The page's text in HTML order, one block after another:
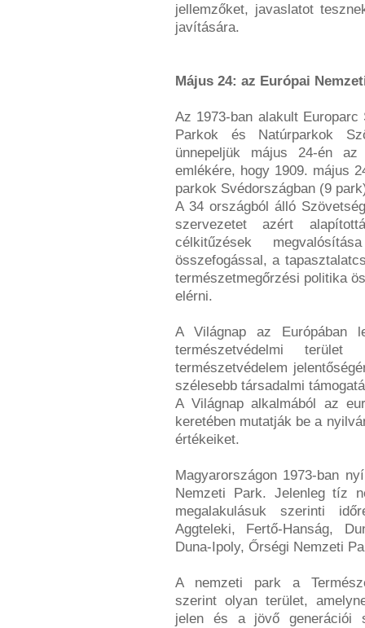
jellemzőket, javaslatot
javítására.
Május 24: az Európai
Az 1973-ban alakult
Parkok és Natúrparkok
ünnepeljük május 24-én
emlékére, hogy 1909. május
parkok Svédországban (9
A 34 országból álló
szervezetet azért
célkitűzések
összefogással, a
természetmegőrzési politika
elérni.
A Világnap az Európában
természetvédelmi
természetvédelem
szélesebb társadalmi
A Világnap alkalmából az
keretében mutatják be a
értékeiket.
Magyarországon 1973-ban
Nemzeti Park. Jelenleg tíz
megalakulásuk szerinti
Aggteleki, Fertő-Hanság,
Duna-Ipoly, Őrségi Nemzeti
A nemzeti park a
szerint olyan terület,
jelen és a jövő generációi